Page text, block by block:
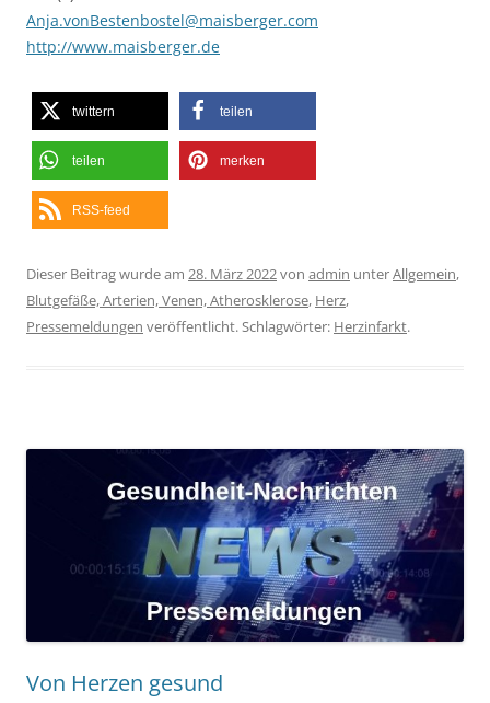
Anja.vonBestenbostel@maisberger.com
http://www.maisberger.de
twittern teilen
teilen merken
RSS-feed
Dieser Beitrag wurde am 28. März 2022von admin unterAllgemein,
Blutgefäße, Arterien, Venen, Atherosklerose, Herz,
Pressemeldungen veröffentlicht. Schlagwörter: Herzinfarkt.
Von Herzen gesund